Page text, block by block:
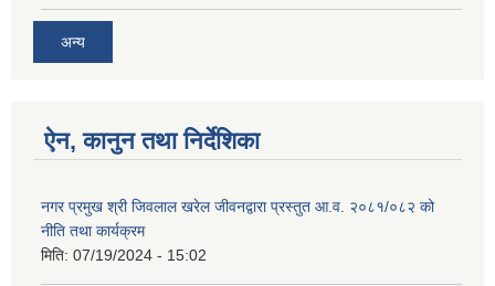
अन्य
ऐन, कानुन तथा निर्देशिका
नगर प्रमुख श्री जिवलाल खरेल जीवनद्वारा प्रस्तुत आ.व. २०८१/०८२ को
नीति तथा कार्यक्रम
मिति: 07/19/2024 - 15:02